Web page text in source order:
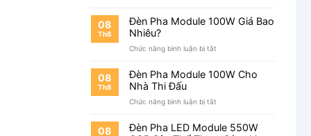
Pha
Module
Xưởng
08
Th8
Đèn Pha Module 100W Giá Bao
Nhiêu?
Chức năng bình luận bị tắt
Pha
Module
Nhiêu?
08
Th8
Đèn Pha Module 100W Cho
Nhà Thi Đấu
Chức năng bình luận bị tắt
Pha
Module
08
Đèn Pha LED Module 550W